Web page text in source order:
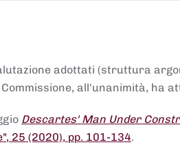
adottati (struttura
all'unanimità, ha
Descartes' Man Under
25 (2020), pp. 101-134.